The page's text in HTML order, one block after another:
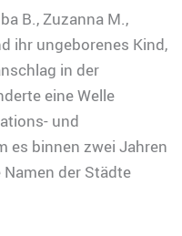
B., Zuzanna M.,
ihr ungeborenes Kind,
in der
eine Welle
und
es binnen zwei Jahren
der Städte